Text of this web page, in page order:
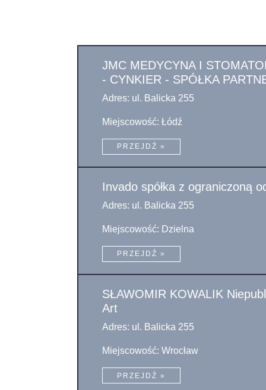
JMC MEDYCYNA I
- CYNKIER - SPÓŁKA
Adres: ul. Balicka 255
Miejscowość: Łódź
PRZEJDŹ »
Invado spółka z ograniczoną
Adres: ul. Balicka 255
Miejscowość: Dzielna
PRZEJDŹ »
SŁAWOMIR KOWALIK
Art
Adres: ul. Balicka 255
Miejscowość: Wrocław
PRZEJDŹ »